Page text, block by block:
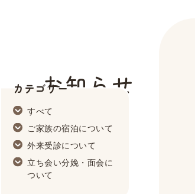
カテゴリー
すべて
ご家族の宿泊について
外来受診について
立ち会い分娩・面会に
ついて
お知らせ
Information